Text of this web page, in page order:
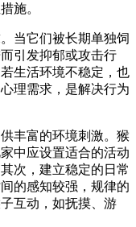
施。
当它们被长期单独饲
引发抑郁或攻击行
生活环境不稳定，也
理需求，是解决行为
丰富的环境刺激。猴
中应设置适合的活动
次，建立稳定的日常
的感知较强，规律的
互动，如抚摸、游